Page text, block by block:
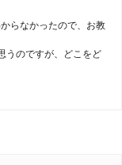
らなかったので、お教
うのですが、どこをど